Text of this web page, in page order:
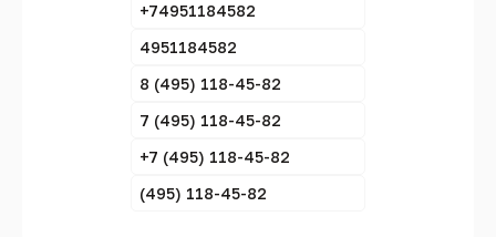
+74951184582
4951184582
8 (495) 118-45-82
7 (495) 118-45-82
+7 (495) 118-45-82
(495) 118-45-82